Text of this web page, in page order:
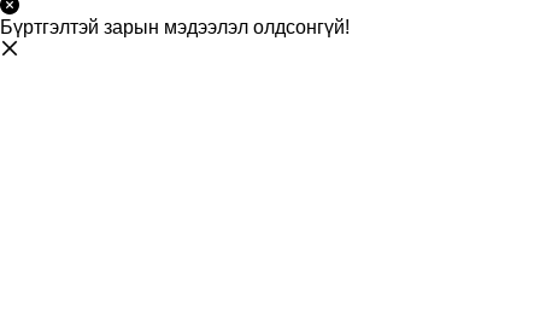
Бүртгэлтэй зарын мэдээлэл олдсонгүй!